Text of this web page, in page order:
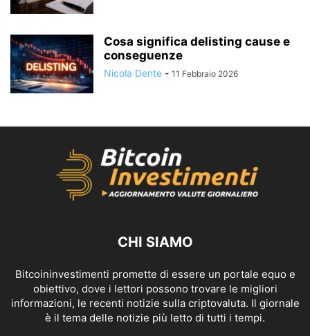
Cosa significa delisting cause e
conseguenze
Nicola Dente - 11 Febbraio 2026
CHI SIAMO
Bitcoininvestimenti promette di essere un portale equo e
obiettivo, dove i lettori possono trovare le migliori
informazioni, le recenti notizie sulla criptovaluta. Il giornale
è il tema delle notizie più letto di tutti i tempi.